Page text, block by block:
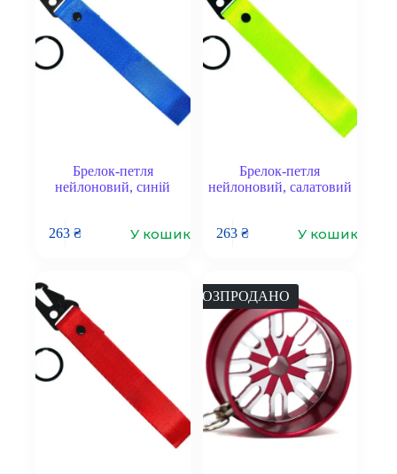
Брелок-петля
нейлоновий, синій
263₴ У кошик
Брелок-петля
нейлоновий, салатовий
263 ₴ У кошик
РОЗПРОДАНО